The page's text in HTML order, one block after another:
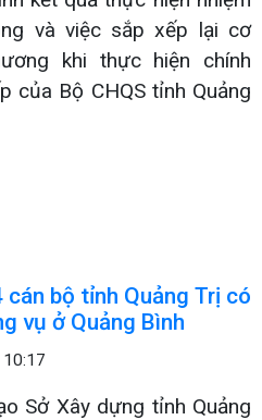
và việc sắp xếp lại cơ
khi thực hiện chính
của Bộ CHQS tỉnh Quảng
bộ tỉnh Quảng Trị có
vụ ở Quảng Bình
Sở Xây dựng tỉnh Quảng